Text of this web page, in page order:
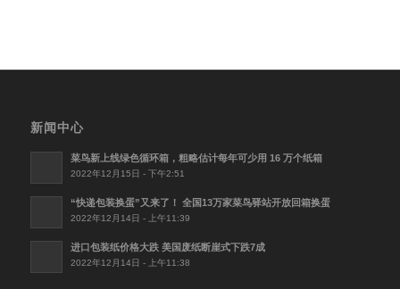
新闻中心
菜鸟新上线绿色循环箱，粗略估计每年可少用 16 万个纸箱
2022年12月15日 - 下午2:51
“快递包装换蛋”又来了！ 全国13万家菜鸟驿站开放回箱换蛋
2022年12月14日 - 上午11:39
进口包装纸价格大跌 美国废纸断崖式下跌7成
2022年12月14日 - 上午11:38